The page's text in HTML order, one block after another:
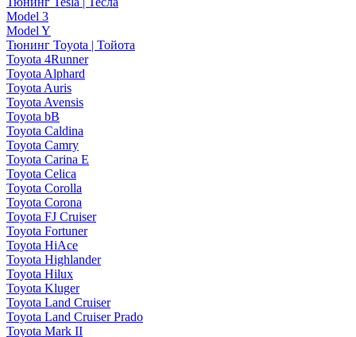
Model 3
Model Y
Тюнинг Toyota | Тойота
Toyota 4Runner
Toyota Alphard
Toyota Auris
Toyota Avensis
Toyota bB
Toyota Caldina
Toyota Camry
Toyota Carina E
Toyota Celica
Toyota Corolla
Toyota Corona
Toyota FJ Cruiser
Toyota Fortuner
Toyota HiAce
Toyota Highlander
Toyota Hilux
Toyota Kluger
Toyota Land Cruiser
Toyota Land Cruiser Prado
Toyota Mark II